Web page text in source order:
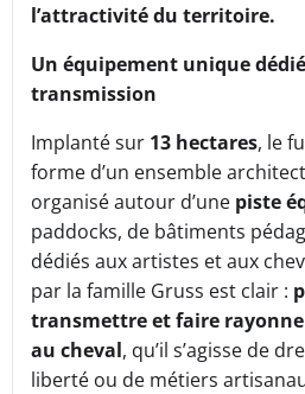
l’attractivité du territoire.
Un équipement unique
transmission
Implanté sur 13 hectares, le
forme d’un ensemble
organisé autour d’une piste
paddocks, de bâtiments
dédiés aux artistes et aux
par la famille Gruss est clair :
transmettre et faire
au cheval, qu’il s’agisse de
liberté ou de métiers